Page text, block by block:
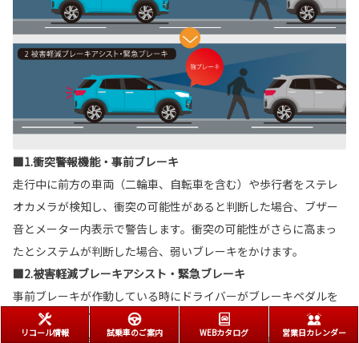
■1.衝突警報機能・事前ブレーキ
走行中に前方の車両（二輪車、自転車を含む）や歩行者をステレ
オカメラが検知し、衝突の可能性があると判断した場合、ブザー
音とメーター内表示で警告します。衝突の可能性がさらに高まっ
たとシステムが判断した場合、弱いブレーキをかけます。
■2.被害軽減ブレーキアシスト・緊急ブレーキ
事前ブレーキが作動している時にドライバーがブレーキペダルを
踏み込むと、ブレーキアシストが作動し、ブレーキ制動力を高め
リコール情報 試乗車のご案内 WEBカタログ 営業日カレンダー